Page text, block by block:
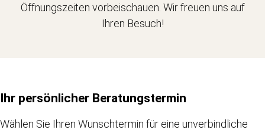
Öffnungszeiten vorbeischauen. Wir freuen uns auf
Ihren Besuch!
Ihr persönlicher Beratungstermin
Wählen Sie Ihren Wunschtermin für eine unverbindliche